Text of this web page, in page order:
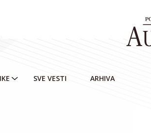
SVE VESTI ARHIVA